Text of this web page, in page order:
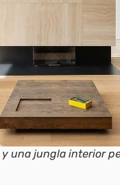
y una jungla interior